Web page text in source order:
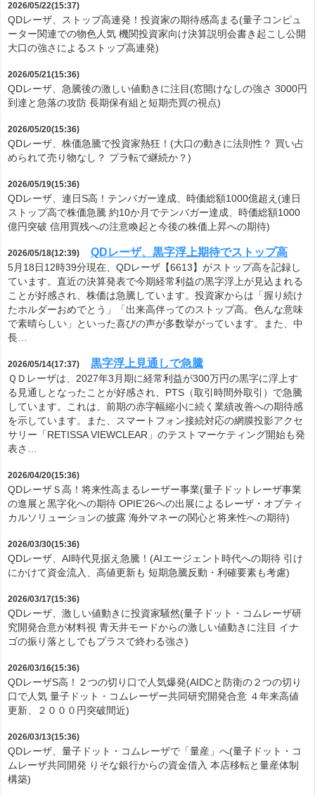
2026/05/22(15:37)
QDレーザ、ストップ高連発！投資家の期待感高まる(量子コンピュ
ーター関連での物色人気 機関投資家向け決算説明会書き起こし公開
大口の強さによるストップ高連発)
2026/05/21(15:36)
QDレーザ、急騰後の激しい値動きに注目(窓開けなしの強さ 3000円
到達と急落の攻防 長期保有組と短期売買の視点)
2026/05/20(15:36)
QDレーザ、株価急騰で投資家熱狂！(大口の動きに法則性？ 買い占
められて売り物なし？ プラ転で継続か？)
2026/05/19(15:36)
QDレーザ、連日S高！テンバガー達成、時価総額1000億超え(連日
ストップ高で株価急騰 約10か月でテンバガー達成、時価総額1000
億円突破 信用買残への注意喚起と今後の株価上昇への期待)
2026/05/18(12:39) QDレーザ、黒字浮上期待でストップ高
5月18日12時39分現在、QDレーザ【6613】がストップ高を記録し
ています。直近の決算発表で今期経常利益の黒字浮上が見込まれる
ことが好感され、株価は急騰しています。投資家からは「握り続け
たホルダーおめでとう」「出来高伴ってのストップ高。色んな意味
で素晴らしい」といった喜びの声が多数挙がっています。また、中
長…
2026/05/14(17:37) 黒字浮上見通しで急騰
ＱＤレーザは、2027年3月期に経常利益が300万円の黒字に浮上す
る見通しとなったことが好感され、PTS（取引時間外取引）で急騰
しています。これは、前期の赤字幅縮小に続く業績改善への期待感
を示しています。また、スマートフォン接続対応の網膜投影アクセ
サリー「RETISSA VIEWCLEAR」のテストマーケティング開始も発
表さ…
2026/04/20(15:36)
QDレーザＳ高！将来性高まるレーザー事業(量子ドットレーザ事業
の進展と黒字化への期待 OPIE’26への出展によるレーザ・オプティ
カルソリューションの披露 海外マネーの関心と将来性への期待)
2026/03/30(15:36)
QDレーザ、AI時代見据え急騰！(AIエージェント時代への期待 引け
にかけて資金流入、高値更新も 短期急騰反動・利確要素も考慮)
2026/03/17(15:36)
QDレーザ、激しい値動きに投資家騒然(量子ドット・コムレーザ研
究開発合意が材料視 青天井モードからの激しい値動きに注目 イナ
ゴの振り落としでもプラスで終わる強さ)
2026/03/16(15:36)
QDレーザS高！２つの切り口で人気爆発(AIDCと防衛の２つの切り
口で人気 量子ドット・コムレーザー共同研究開発合意 ４年来高値
更新、２０００円突破間近)
2026/03/13(15:36)
QDレーザ、量子ドット・コムレーザで「量産」へ(量子ドット・コ
ムレーザ共同開発 りそな銀行からの資金借入 本店移転と量産体制
構築)